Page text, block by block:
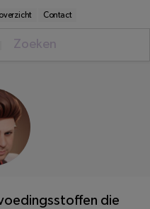
Contact
LEESTIJD: 4 MINUTEN
die